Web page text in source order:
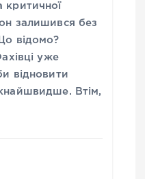
критичної
залишився без
відомо?
уже
відновити
Втім,